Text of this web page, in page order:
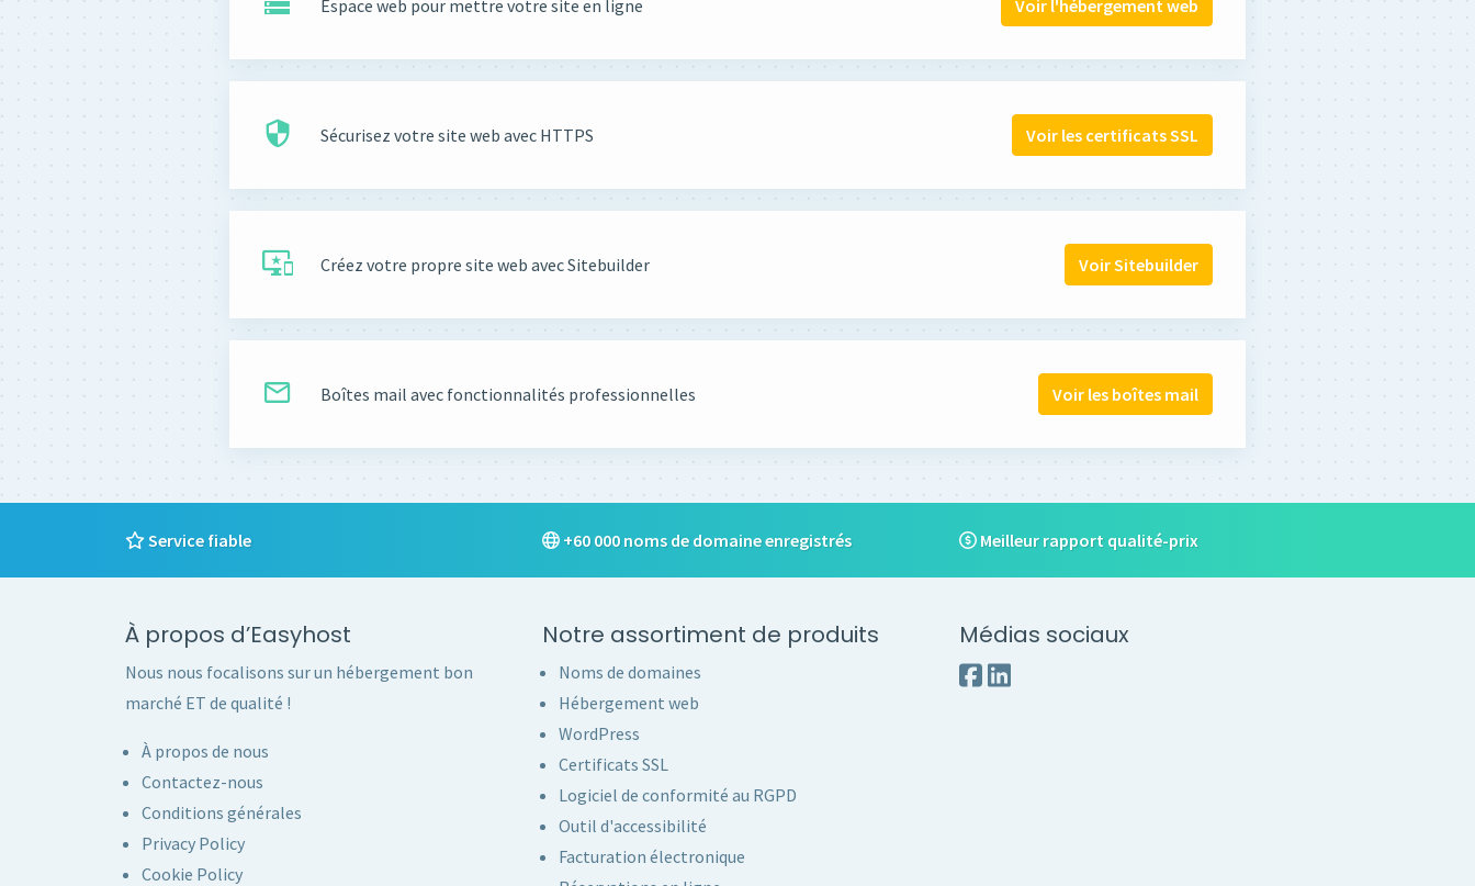
Espace web pour mettre votre site en ligne Voir l'hébergement web
Sécurisez votre site web avec HTTPS Voir les certificats SSL
Créez votre propre site web avec Sitebuilder Voir Sitebuilder
Boîtes mail avec fonctionnalités professionnelles Voir les boîtes mail
Service fiable +60 000 noms de domaine enregistrés Meilleur rapport qualité-prix
À propos d’Easyhost
Nous nous focalisons sur un hébergement bon
marché ET de qualité !
À propos de nous
Contactez-nous
Conditions générales
Privacy Policy
Cookie Policy
Notre assortiment de produits
Noms de domaines
Hébergement web
WordPress
Certificats SSL
Logiciel de conformité au RGPD
Outil d'accessibilité
Facturation électronique
Médias sociaux